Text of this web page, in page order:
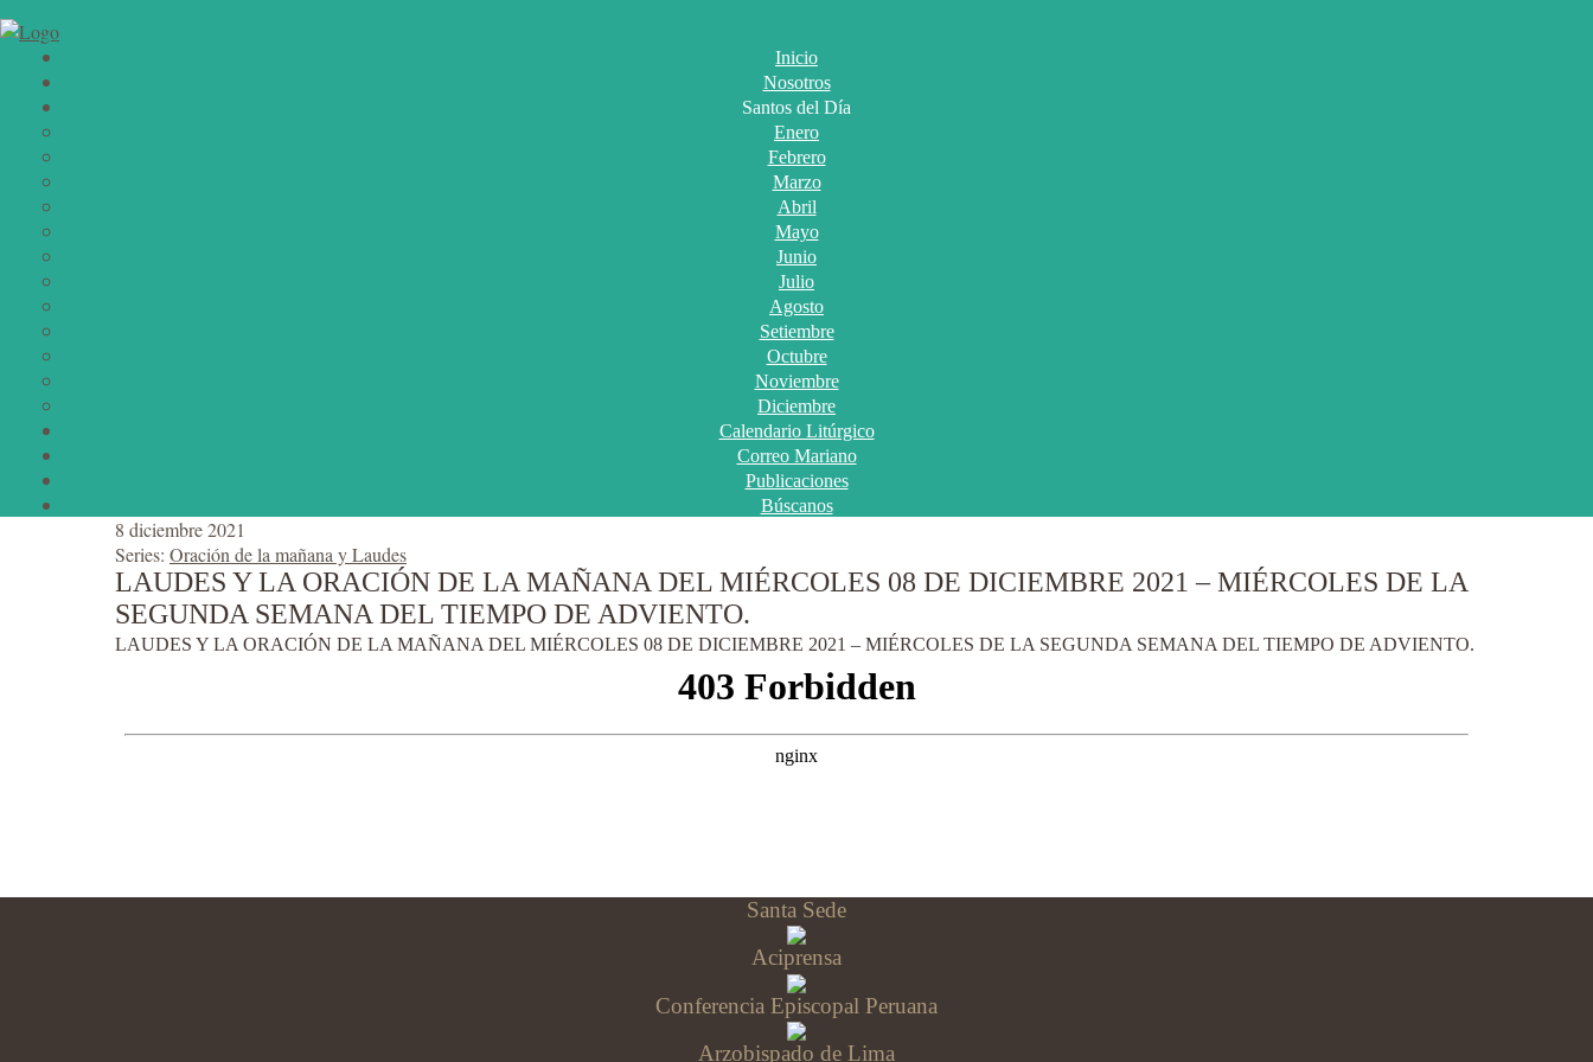
Inicio
Nosotros
Santos del Día
Enero
Febrero
Marzo
Abril
Mayo
Junio
Julio
Agosto
Setiembre
Octubre
Noviembre
Diciembre
Calendario Litúrgico
Correo Mariano
Publicaciones
Búscanos
8 diciembre 2021
Series: Oración de la mañana y Laudes
LAUDES Y LA ORACIÓN DE LA MAÑANA DEL MIÉRCOLES 08 DE DICIEMBRE 2021 – MIÉRCOLES DE LA
SEGUNDA SEMANA DEL TIEMPO DE ADVIENTO.
LAUDES Y LA ORACIÓN DE LA MAÑANA DEL MIÉRCOLES 08 DE DICIEMBRE 2021 – MIÉRCOLES DE LA SEGUNDA SEMANA DEL TIEMPO DE ADVIENTO.
Santa Sede
Aciprensa
Conferencia Episcopal Peruana
Arzobispado de Lima